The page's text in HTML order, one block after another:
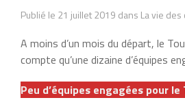
Publié le 21 juillet 2019 dans La vie des
A moins d’un mois du départ, le
compte qu’une dizaine d’équipes
Peu d’équipes engagées pour le